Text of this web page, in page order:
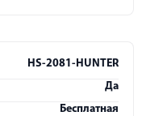
HS-2081-HUNTER
Да
Бесплатная